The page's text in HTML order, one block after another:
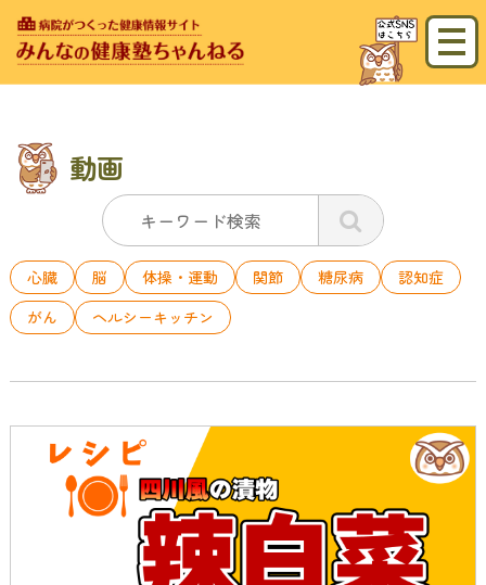
動画
心臓 脳 体操・運動 関節 糖尿病
認知症
がん
ヘルシーキッチン